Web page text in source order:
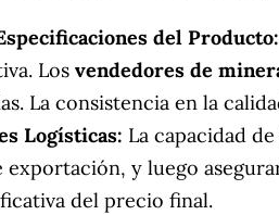
del Producto:
Los vendedores de
La consistencia en la
Logísticas: La capacidad
exportación, y luego
del precio final.